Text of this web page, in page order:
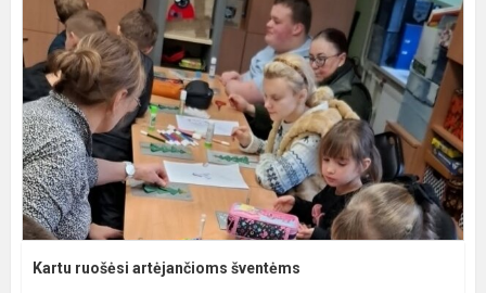
Kartu ruošėsi artėjančioms šventėms